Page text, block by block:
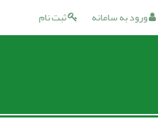
ثبت نام ورود به سامانه